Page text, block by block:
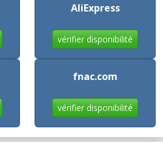
AliExpress
vérifier disponibilité
fnac.com
vérifier disponibilité